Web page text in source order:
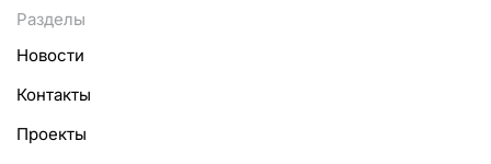
Разделы
Новости
Контакты
Проекты